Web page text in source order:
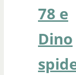
78 e
Dino